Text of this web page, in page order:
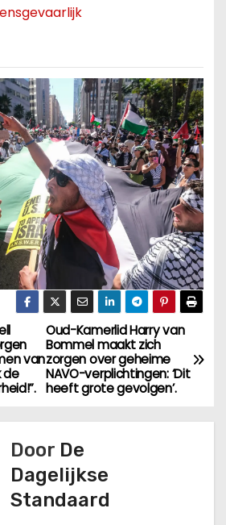
Oud-Kamerlid Harry van
Bommel maakt zich
zorgen over geheime
NAVO-verplichtingen: ‘Dit
heeft grote gevolgen’.
van
de
Door De
Dagelijkse
Standaard